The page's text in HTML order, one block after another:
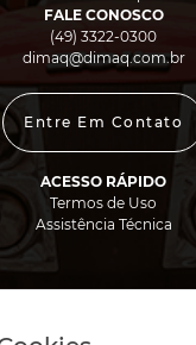
FALE CONOSCO
(49) 3322-0300
dimaq@dimaq.com.br
Entre Em Contato
ACESSO RÁPIDO
Termos de Uso
Assistência Técnica